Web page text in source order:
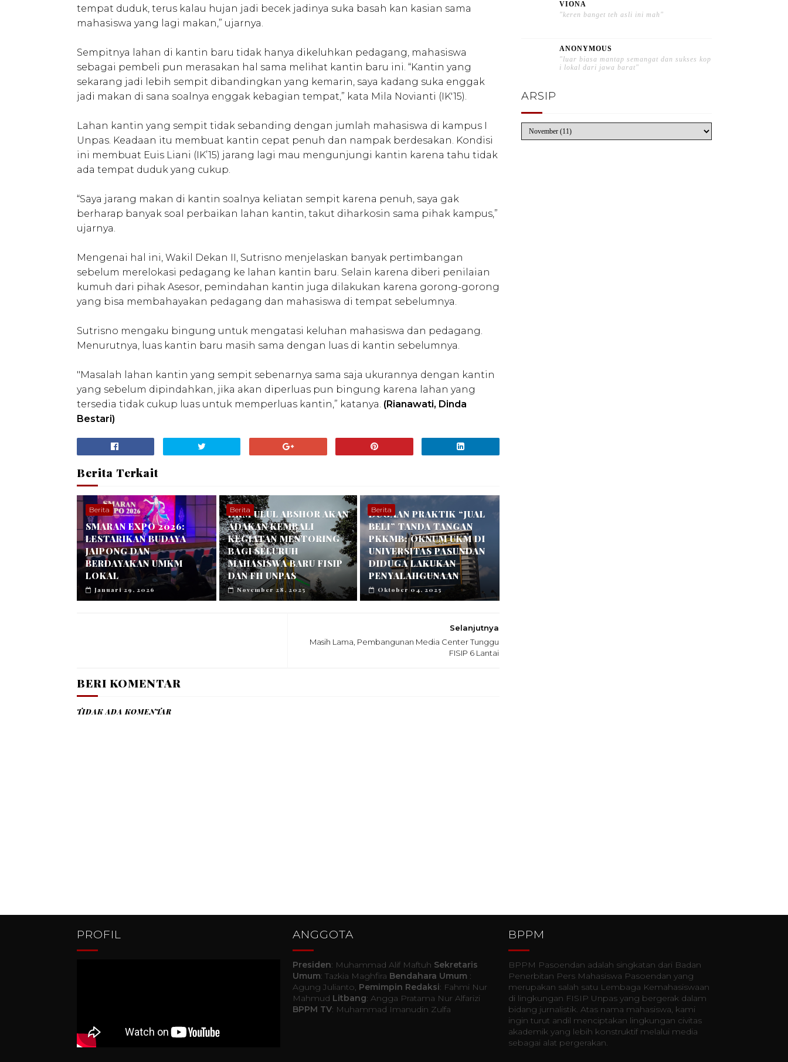
tempat duduk, terus kalau hujan jadi becek jadinya suka basah kan kasian sama
mahasiswa yang lagi makan,” ujarnya.
Sempitnya lahan di kantin baru tidak hanya dikeluhkan pedagang, mahasiswa
sebagai pembeli pun merasakan hal sama melihat kantin baru ini. “Kantin yang
sekarang jadi lebih sempit dibandingkan yang kemarin, saya kadang suka enggak
jadi makan di sana soalnya enggak kebagian tempat,” kata Mila Novianti (IK'15).
Lahan kantin yang sempit tidak sebanding dengan jumlah mahasiswa di kampus I
Unpas. Keadaan itu membuat kantin cepat penuh dan nampak berdesakan. Kondisi
ini membuat Euis Liani (IK’15) jarang lagi mau mengunjungi kantin karena tahu tidak
ada tempat duduk yang cukup.
“Saya jarang makan di kantin soalnya keliatan sempit karena penuh, saya gak
berharap banyak soal perbaikan lahan kantin, takut diharkosin sama pihak kampus,”
ujarnya.
Mengenai hal ini, Wakil Dekan II, Sutrisno menjelaskan banyak pertimbangan
sebelum merelokasi pedagang ke lahan kantin baru. Selain karena diberi penilaian
kumuh dari pihak Asesor, pemindahan kantin juga dilakukan karena gorong-gorong
yang bisa membahayakan pedagang dan mahasiswa di tempat sebelumnya.
Sutrisno mengaku bingung untuk mengatasi keluhan mahasiswa dan pedagang.
Menurutnya, luas kantin baru masih sama dengan luas di kantin sebelumnya.
"Masalah lahan kantin yang sempit sebenarnya sama saja ukurannya dengan kantin
yang sebelum dipindahkan, jika akan diperluas pun bingung karena lahan yang
tersedia tidak cukup luas untuk memperluas kantin,” katanya. (Rianawati, Dinda
Bestari)
Berita Terkait
Berita
SMARAN EXPO 2026:
LESTARIKAN BUDAYA
JAIPONG DAN
BERDAYAKAN UMKM
LOKAL
Januari 29, 2026
Berita
DKM ULUL ABSHOR AKAN
ADAKAN KEMBALI
KEGIATAN MENTORING
BAGI SELURUH
MAHASISWA BARU FISIP
DAN FH UNPAS
November 28, 2025
Berita
DUGAAN PRAKTIK “JUAL
BELI” TANDA TANGAN
PKKMB: OKNUM UKM DI
UNIVERSITAS PASUNDAN
DIDUGA LAKUKAN
PENYALAHGUNAAN
Oktober 04, 2025
Selanjutnya
Masih Lama, Pembangunan Media Center Tunggu
FISIP 6 Lantai
BERI KOMENTAR
TIDAK ADA KOMENTAR
VIONA
"keren banget teh asli ini mah"
ANONYMOUS
"luar biasa mantap semangat dan sukses kop
i lokal dari jawa barat"
ARSIP
PROFIL ANGGOTA
Presiden: Muhammad Alif Maftuh Sekretaris
Umum: Tazkia Maghfira Bendahara Umum :
Agung Julianto, Pemimpin Redaksi: Fahmi Nur
Mahmud Litbang: Angga Pratama Nur Alfarizi
BPPM TV: Muhammad Imanudin Zulfa
BPPM
BPPM Pasoendan adalah singkatan dari Badan
Penerbitan Pers Mahasiswa Pasoendan yang
merupakan salah satu Lembaga Kemahasiswaan
di lingkungan FISIP Unpas yang bergerak dalam
bidang jurnalistik. Atas nama mahasiswa, kami
ingin turut andil menciptakan lingkungan civitas
akademik yang lebih konstruktif melalui media
sebagai alat pergerakan.